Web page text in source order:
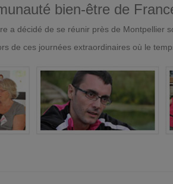
bien-être de
a décidé de se réunir près de Montpellier
de ces journées extraordinaires où le